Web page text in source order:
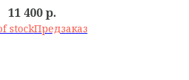
11 400 р.
stock